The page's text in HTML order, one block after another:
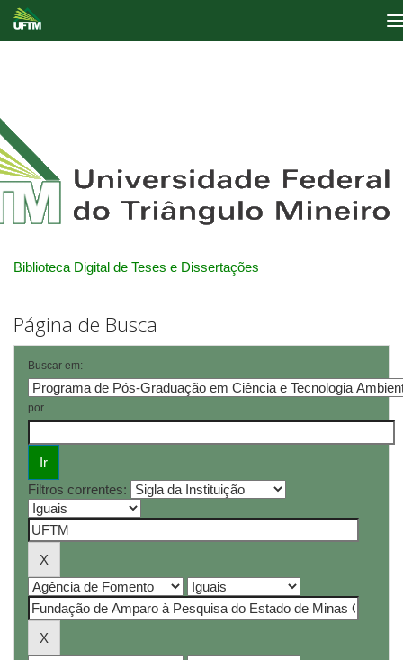
Biblioteca Digital de Teses e Dissertações
Página de Busca
Buscar em:
por
Filtros correntes: